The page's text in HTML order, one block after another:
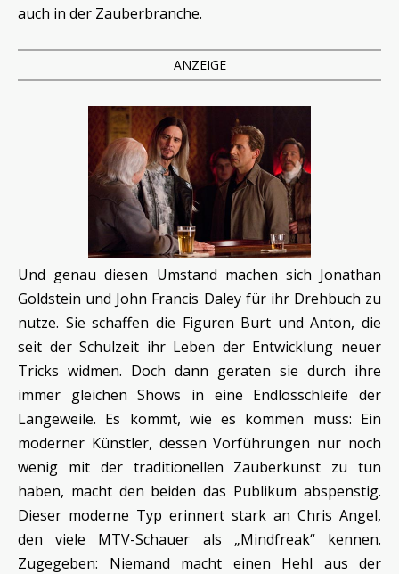
auch in der Zauberbranche.
ANZEIGE
Und genau diesen Umstand machen sich Jonathan
Goldstein und John Francis Daley für ihr Drehbuch zu
nutze. Sie schaffen die Figuren Burt und Anton, die
seit der Schulzeit ihr Leben der Entwicklung neuer
Tricks widmen. Doch dann geraten sie durch ihre
immer gleichen Shows in eine Endlosschleife der
Langeweile. Es kommt, wie es kommen muss: Ein
moderner Künstler, dessen Vorführungen nur noch
wenig mit der traditionellen Zauberkunst zu tun
haben, macht den beiden das Publikum abspenstig.
Dieser moderne Typ erinnert stark an Chris Angel,
den viele MTV-Schauer als „Mindfreak“ kennen.
Zugegeben: Niemand macht einen Hehl aus der